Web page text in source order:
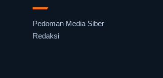
Pedoman Media Siber
Redaksi